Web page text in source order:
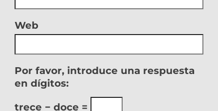
Web
Por favor, introduce una respuesta
en dígitos:
trece − doce =